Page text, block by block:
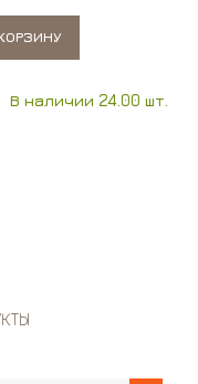
В наличии 24.00 шт.